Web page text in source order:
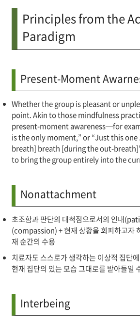
Principles from the
Paradigm
Present-Moment
Whether the group is pleasant or
point. Akin to those mindfulness
present-moment awareness—for
is the only moment,” or “Just this one
breath] breath [during the out-
to bring the group entirely into the
Nonattachment
초조함과 판단의 대척점으로서의 인내
(compassion) + 현재 상황을 회피하고자
재 순간의 수용
치료자도 스스로가 생각하는 이상적 집단
현재 집단의 있는 모습 그대로를 받아들일
Interbeing